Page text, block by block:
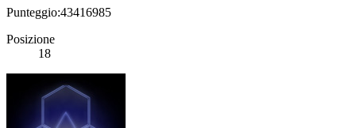
Punteggio:43416985
Posizione
18